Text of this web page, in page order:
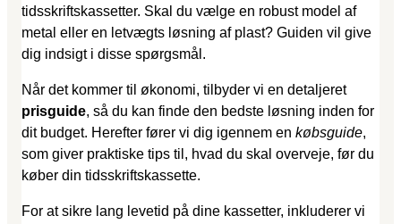
tidsskriftskassetter. Skal du vælge en robust model af
metal eller en letvægts løsning af plast? Guiden vil give
dig indsigt i disse spørgsmål.
Når det kommer til økonomi, tilbyder vi en detaljeret
prisguide, så du kan finde den bedste løsning inden for
dit budget. Herefter fører vi dig igennem en købsguide,
som giver praktiske tips til, hvad du skal overveje, før du
køber din tidsskriftskassette.
For at sikre lang levetid på dine kassetter, inkluderer vi